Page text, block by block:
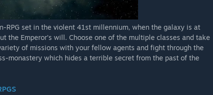
set in the violent 41st millennium, when the galaxy is at
the Emperor’s will. Choose one of the multiple classes and take
of missions with your fellow agents and fight through the
monastery which hides a terrible secret from the past of the